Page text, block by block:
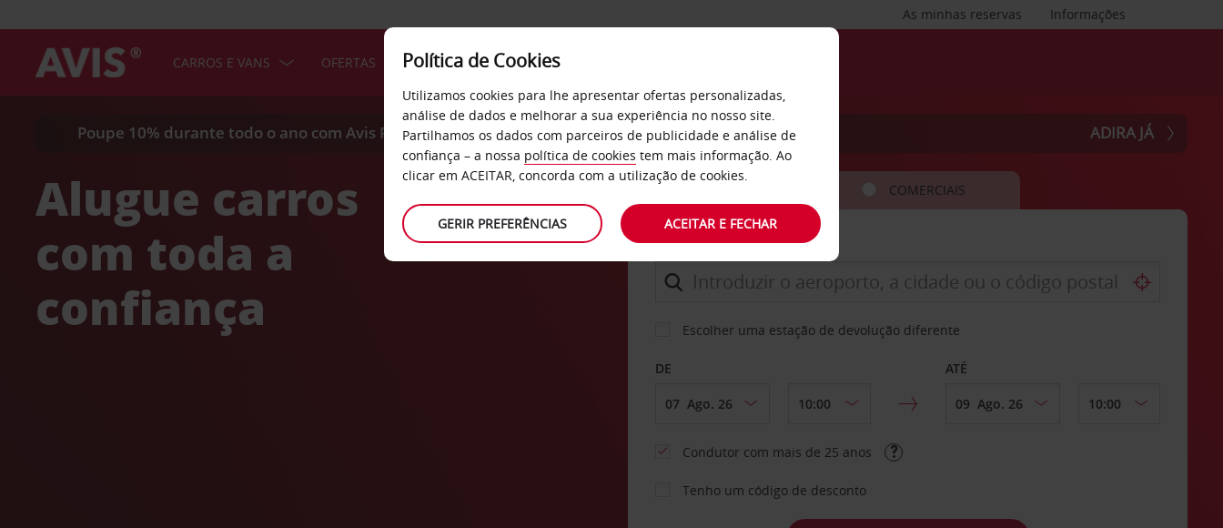
Informações
As minhas reservas
CARROS E VANS OFERTAS SERVIÇOS EMPRESAS
Poupe 10% durante todo o ano com Avis Preferred. Adira já GRATUITAMENTE. ADIRA JÁ
Alugue carros
com toda a
confiança
COMERCIAIS
LEVANTAR EM
Escolher uma estação de devolução diferente
DE ATÉ
Condutor com mais de 25 anos
Tenho um código de desconto
Política de Cookies
Utilizamos cookies para lhe apresentar ofertas personalizadas,
análise de dados e melhorar a sua experiência no nosso site.
Partilhamos os dados com parceiros de publicidade e análise de
confiança – a nossa política de cookies tem mais informação. Ao
clicar em ACEITAR, concorda com a utilização de cookies.
GERIR PREFERÊNCIAS ACEITAR E FECHAR